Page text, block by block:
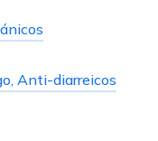
Anti-diarreicos